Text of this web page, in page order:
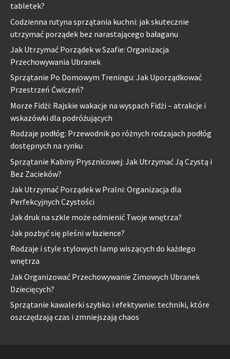
tabletek?
Codzienna rutyna sprzątania kuchni: jak skutecznie
utrzymać porządek bez narastającego bałaganu
Jak Utrzymać Porządek w Szafie: Organizacja
Przechowywania Ubranek
Sprzątanie Po Domowym Treningu: Jak Uporządkować
Przestrzeń Ćwiczeń?
Morze Fidżi: Rajskie wakacje na wyspach Fidżi – atrakcje i
wskazówki dla podróżujących
Rodzaje podłóg: Przewodnik po różnych rodzajach podłóg
dostępnych na rynku
Sprzątanie Kabiny Prysznicowej: Jak Utrzymać Ją Czystą i
Bez Zacieków?
Jak Utrzymać Porządek w Pralni: Organizacja dla
Perfekcyjnych Czystości
Jak druk na szkle może odmienić Twoje wnętrza?
Jak pozbyć się pleśni w łazience?
Rodzaje i style stylowych lamp wiszących do każdego
wnętrza
Jak Organizować Przechowywanie Zimowych Ubranek
Dziecięcych?
Sprzątanie kawalerki szybko i efektywnie: techniki, które
oszczędzają czas i zmniejszają chaos